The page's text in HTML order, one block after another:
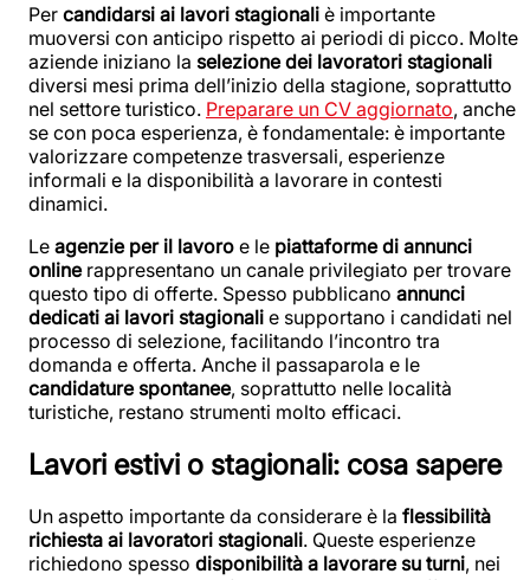
Per candidarsi ai lavori stagionali è importante
muoversi con anticipo rispetto ai periodi di picco. Molte
aziende iniziano la selezione dei lavoratori stagionali
diversi mesi prima dell’inizio della stagione, soprattutto
nel settore turistico. Preparare un CV aggiornato, anche
se con poca esperienza, è fondamentale: è importante
valorizzare competenze trasversali, esperienze
informali e la disponibilità a lavorare in contesti
dinamici.
Le agenzie per il lavoro e le piattaforme di annunci
onlinerappresentano un canale privilegiato per trovare
questo tipo di offerte. Spesso pubblicano annunci
dedicati ai lavori stagionali e supportano i candidati nel
processo di selezione, facilitando l’incontro tra
domanda e offerta. Anche il passaparola e le
candidature spontanee, soprattutto nelle località
turistiche, restano strumenti molto efficaci.
Lavori estivi o stagionali: cosa sapere
Un aspetto importante da considerare è la flessibilità
richiesta ai lavoratori stagionali. Queste esperienze
richiedono spesso disponibilità a lavorare su turni, nei